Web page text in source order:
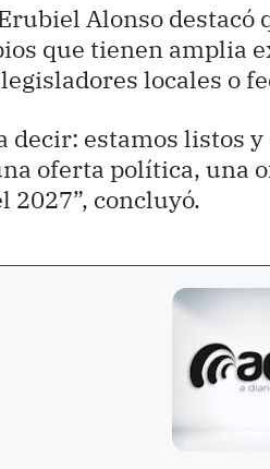
Alonso destacó
que tienen amplia
locales o
decir: estamos listos
oferta política, una
2027”, concluyó.